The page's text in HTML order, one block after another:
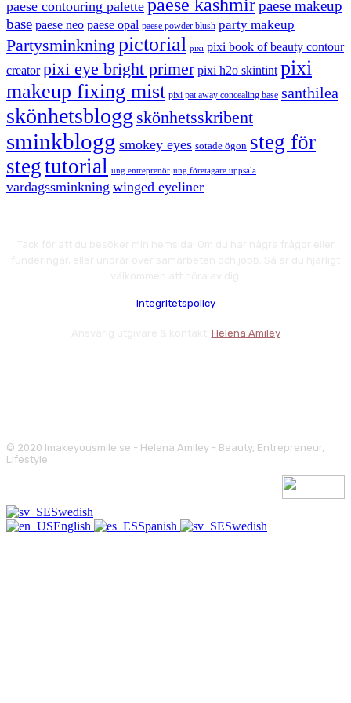
paese contouring palette paese kashmirpaese makeup
base paese neo paese opal paese powder blush party makeup
Partysminkning pictorial pixi pixi book of beauty contour
creator pixi eye bright primer pixi h2o skintint pixi
makeup fixing mist pixi pat away concealing base santhilea
skönhetsblogg skönhetsskribent
sminkblogg smokey eyes sotade ögon steg för
stegtutorial ung entreprenör ung företagare uppsala
vardagssminkning winged eyeliner
Integritetspolicy
Helena Amiley
© 2020 Imakeyousmile.se - Helena Amiley - Beauty, Entrepreneur,
Lifestyle
Swedish
English
Spanish Swedish